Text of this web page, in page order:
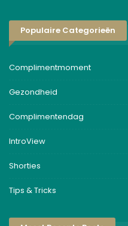
Populaire Categorieën
Complimentmoment
Gezondheid
Complimentendag
IntroView
Shorties
Tips & Tricks